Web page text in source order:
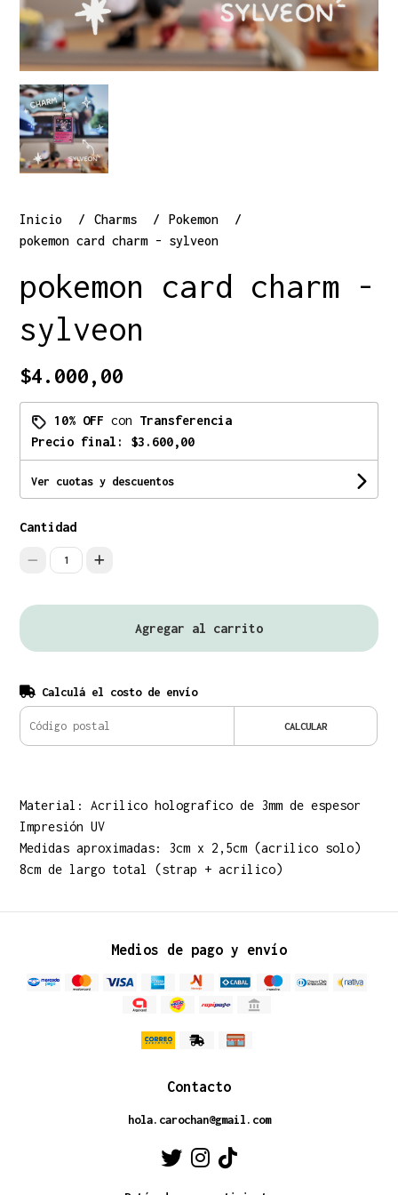
Inicio Charms
Pokemon
pokemon card charm - sylveon
pokemon card charm -
sylveon
$4.000,00
10% OFF con Transferencia
Precio final: $3.600,00
Ver cuotas y descuentos
Cantidad
1
Agregar al carrito
Calculá el costo de envío
CALCULAR
Material: Acrilico holografico de 3mm de espesor
Impresión UV
Medidas aproximadas: 3cm x 2,5cm (acrilico solo)
8cm de largo total (strap + acrilico)
Medios de pago y envío
Contacto
hola.carochan@gmail.com